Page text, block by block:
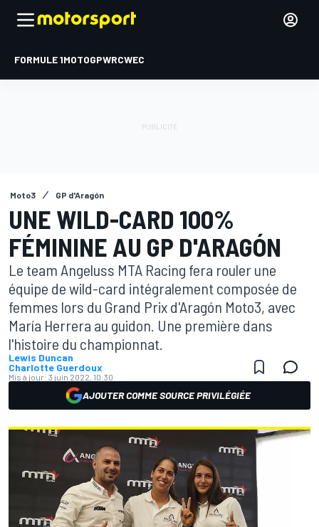
FORMULE 1MOTOGPWRCWEC
Moto3 GP d'Aragón
UNE WILD-CARD 100%
FÉMININE AU GP D'ARAGÓN
Le team Angeluss MTA Racing fera rouler une
équipe de wild-card intégralement composée de
femmes lors du Grand Prix d'Aragón Moto3, avec
María Herrera au guidon. Une première dans
l'histoire du championnat.
Lewis Duncan
Charlotte Guerdoux
Mis à jour: 3 juin 2022, 10:30
AJOUTER COMME SOURCE PRIVILÉGIÉE